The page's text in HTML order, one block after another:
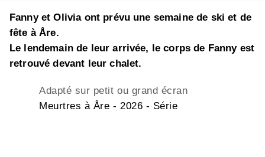
Fanny et Olivia ont prévu une semaine de ski et de
fête à Åre.
Le lendemain de leur arrivée, le corps de Fanny est
retrouvé devant leur chalet.
Adapté sur petit ou grand écran
Meurtres à Åre - 2026 - Série